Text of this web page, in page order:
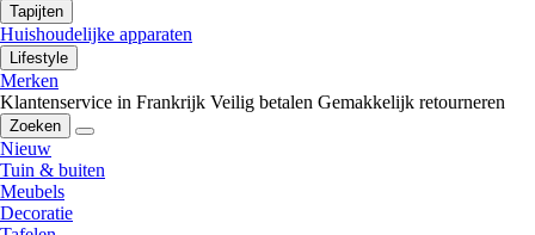
Tapijten
Huishoudelijke apparaten
Lifestyle
Merken
Klantenservice in Frankrijk Veilig betalen Gemakkelijk retourneren
Zoeken
Nieuw
Tuin & buiten
Meubels
Decoratie